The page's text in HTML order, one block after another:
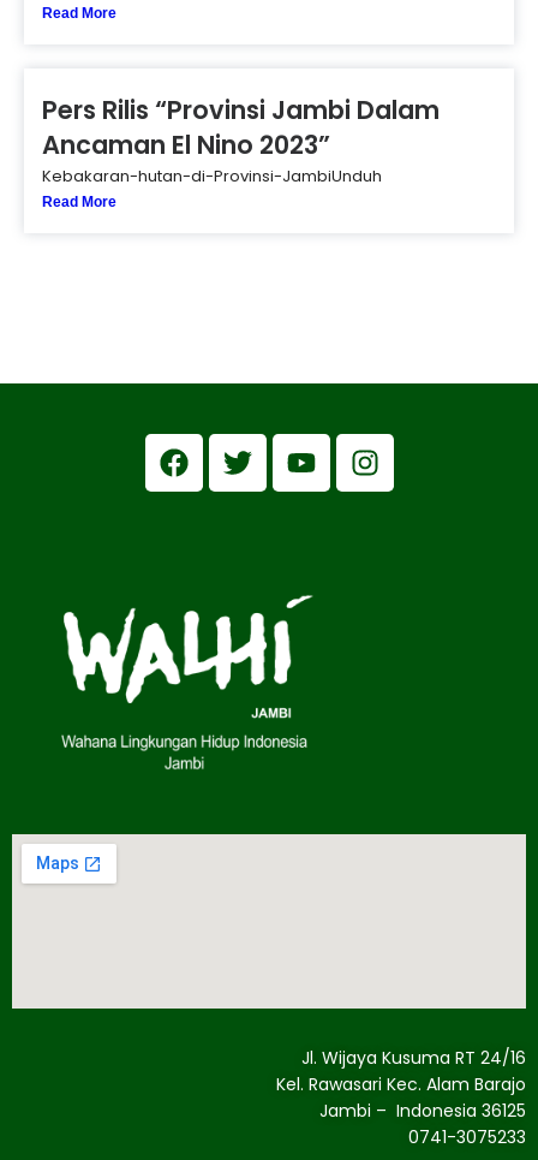
Read More
Pers Rilis “Provinsi Jambi Dalam
Ancaman El Nino 2023”
Kebakaran-hutan-di-Provinsi-JambiUnduh
Read More
Jl. Wijaya Kusuma RT 24/16
Kel. Rawasari Kec. Alam Barajo
Jambi – Indonesia 36125
0741-3075233